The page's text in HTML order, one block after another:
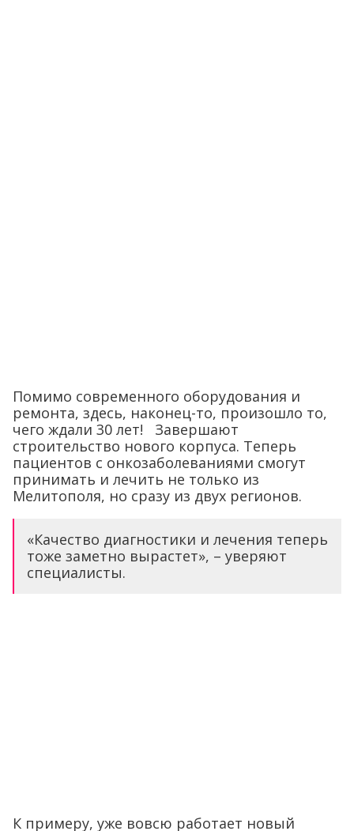
Помимо современного оборудования и
ремонта, здесь, наконец-то, произошло то,
чего ждали 30 лет! Завершают
строительство нового корпуса. Теперь
пациентов с онкозаболеваниями смогут
принимать и лечить не только из
Мелитополя, но сразу из двух регионов.
«Качество диагностики и лечения теперь
тоже заметно вырастет», – уверяют
специалисты.
К примеру, уже вовсю работает новый